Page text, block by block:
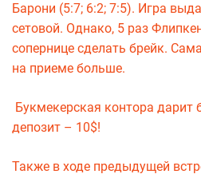
Барони (5:7; 6:2; 7:5). Игра
сетовой. Однако, 5 раз
сопернице сделать брейк.
на приеме больше.
Букмекерская контора дарит
депозит – 10$!
Также в ходе предыдущей